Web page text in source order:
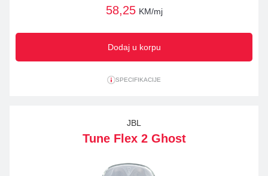
58,25 KM/mj
Dodaj u korpu
SPECIFIKACIJE
JBL
Tune Flex 2 Ghost